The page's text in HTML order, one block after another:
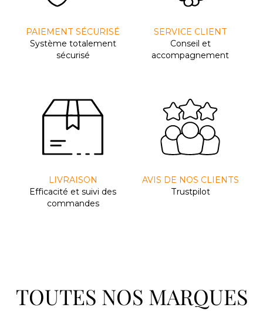
PAIEMENT SÉCURISÉ
Système totalement
sécurisé
SERVICE CLIENT
Conseil et
accompagnement
LIVRAISON
Efﬁcacité et suivi des
commandes
AVIS DE NOS CLIENTS
Trustpilot
TOUTES NOS MARQUES